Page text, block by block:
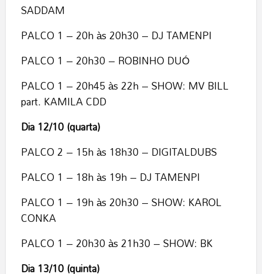
SADDAM
PALCO 1 – 20h às 20h30 – DJ TAMENPI
PALCO 1 – 20h30 – ROBINHO DUÓ
PALCO 1 – 20h45 às 22h – SHOW: MV BILL
part. KAMILA CDD
Dia 12/10 (quarta)
PALCO 2 – 15h às 18h30 – DIGITALDUBS
PALCO 1 – 18h às 19h – DJ TAMENPI
PALCO 1 – 19h às 20h30 – SHOW: KAROL
CONKA
PALCO 1 – 20h30 às 21h30 – SHOW: BK
Dia 13/10 (quinta)